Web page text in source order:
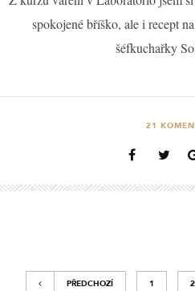
spokojené bříško, ale i recept
šéfkuchařky
21
PŘEDCHOZÍ 1 2